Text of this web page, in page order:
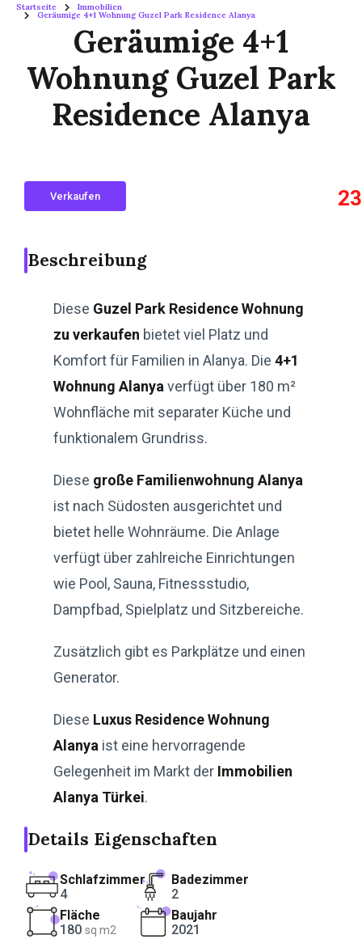
Startseite Immobilien
Geräumige 4+1 Wohnung Guzel Park Residence Alanya
Geräumige 4+1
Wohnung Guzel Park
Residence Alanya
Verkaufen
Beschreibung
Diese Guzel Park Residence Wohnung
zu verkaufen bietet viel Platz und
Komfort für Familien in Alanya. Die 4+1
Wohnung Alanya verfügt über 180 m²
Wohnfläche mit separater Küche und
funktionalem Grundriss.
Diese große Familienwohnung Alanya
ist nach Südosten ausgerichtet und
bietet helle Wohnräume. Die Anlage
verfügt über zahlreiche Einrichtungen
wie Pool, Sauna, Fitnessstudio,
Dampfbad, Spielplatz und Sitzbereiche.
Zusätzlich gibt es Parkplätze und einen
Generator.
Diese Luxus Residence Wohnung
Alanya ist eine hervorragende
Gelegenheit im Markt der Immobilien
Alanya Türkei.
Details Eigenschaften
Schlafzimmer
4
Badezimmer
2
Fläche
180 sq m2
Baujahr
2021